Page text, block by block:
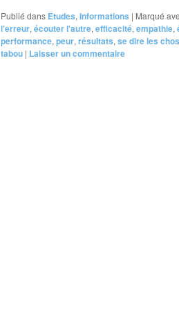
Publié dans Etudes, Informations | Marqué
l'erreur, écouter l'autre, efficacité, empathie,
performance, peur, résultats, se dire les
tabou | Laisser un commentaire